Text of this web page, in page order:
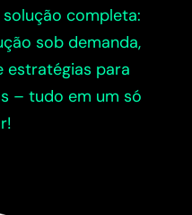
completa:
sob demanda,
estratégias para
– tudo em um só